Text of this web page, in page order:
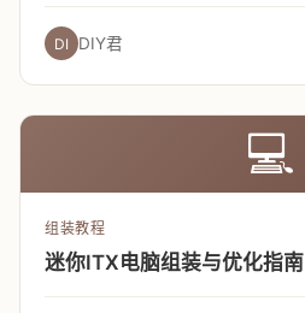
DI DIY君
💻
组装教程
迷你ITX电脑组装与优化指南